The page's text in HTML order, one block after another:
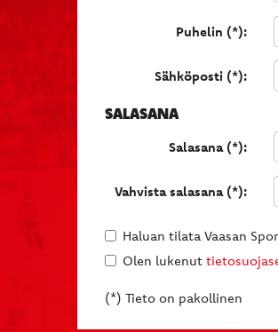
Puhelin (*):
Sähköposti (*):
SALASANA
Salasana (*):
Vahvista salasana (*):
Haluan tilata Vaasan
Olen lukenut
(*) Tieto on pakollinen